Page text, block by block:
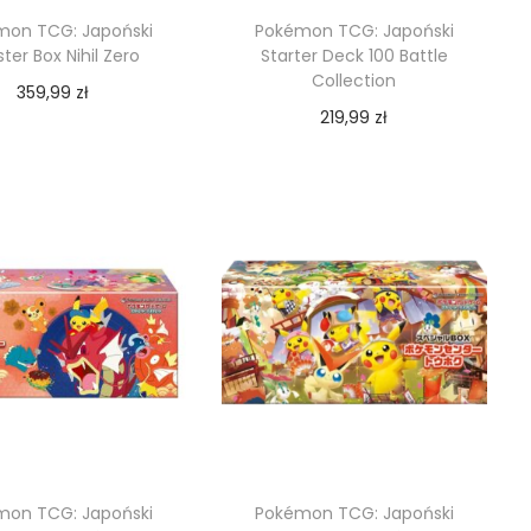
TCG: Japoński
Box Nihil Zero
359,99 zł
Pokémon TCG: Japoński
Starter Deck 100 Battle
Collection
219,99 zł
TCG: Japoński
Pokémon TCG: Japoński